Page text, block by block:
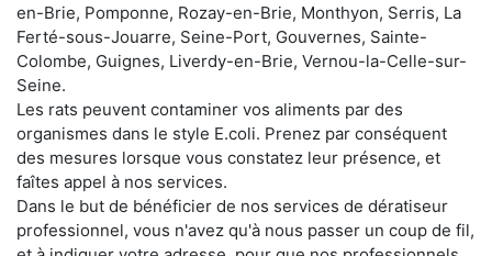
en-Brie, Pomponne, Rozay-en-Brie, Monthyon, Serris, La
Ferté-sous-Jouarre, Seine-Port, Gouvernes, Sainte-
Colombe, Guignes, Liverdy-en-Brie, Vernou-la-Celle-sur-
Seine.
Les rats peuvent contaminer vos aliments par des
organismes dans le style E.coli. Prenez par conséquent
des mesures lorsque vous constatez leur présence, et
faîtes appel à nos services.
Dans le but de bénéficier de nos services de dératiseur
professionnel, vous n'avez qu'à nous passer un coup de fil,